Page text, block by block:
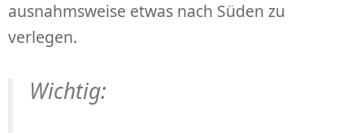
ausnahmsweise etwas nach Süden zu
verlegen.
Wichtig: